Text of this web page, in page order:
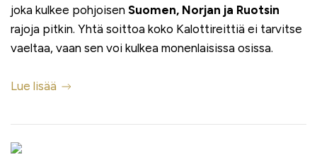
joka kulkee pohjoisen Suomen, Norjan ja Ruotsin
rajoja pitkin. Yhtä soittoa koko Kalottireittiä ei tarvitse
vaeltaa, vaan sen voi kulkea monenlaisissa osissa.
Lue lisää